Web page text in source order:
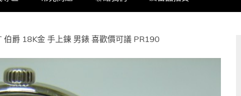
伯爵 18K金 手上鍊 男錶 喜歡價可議 PR190